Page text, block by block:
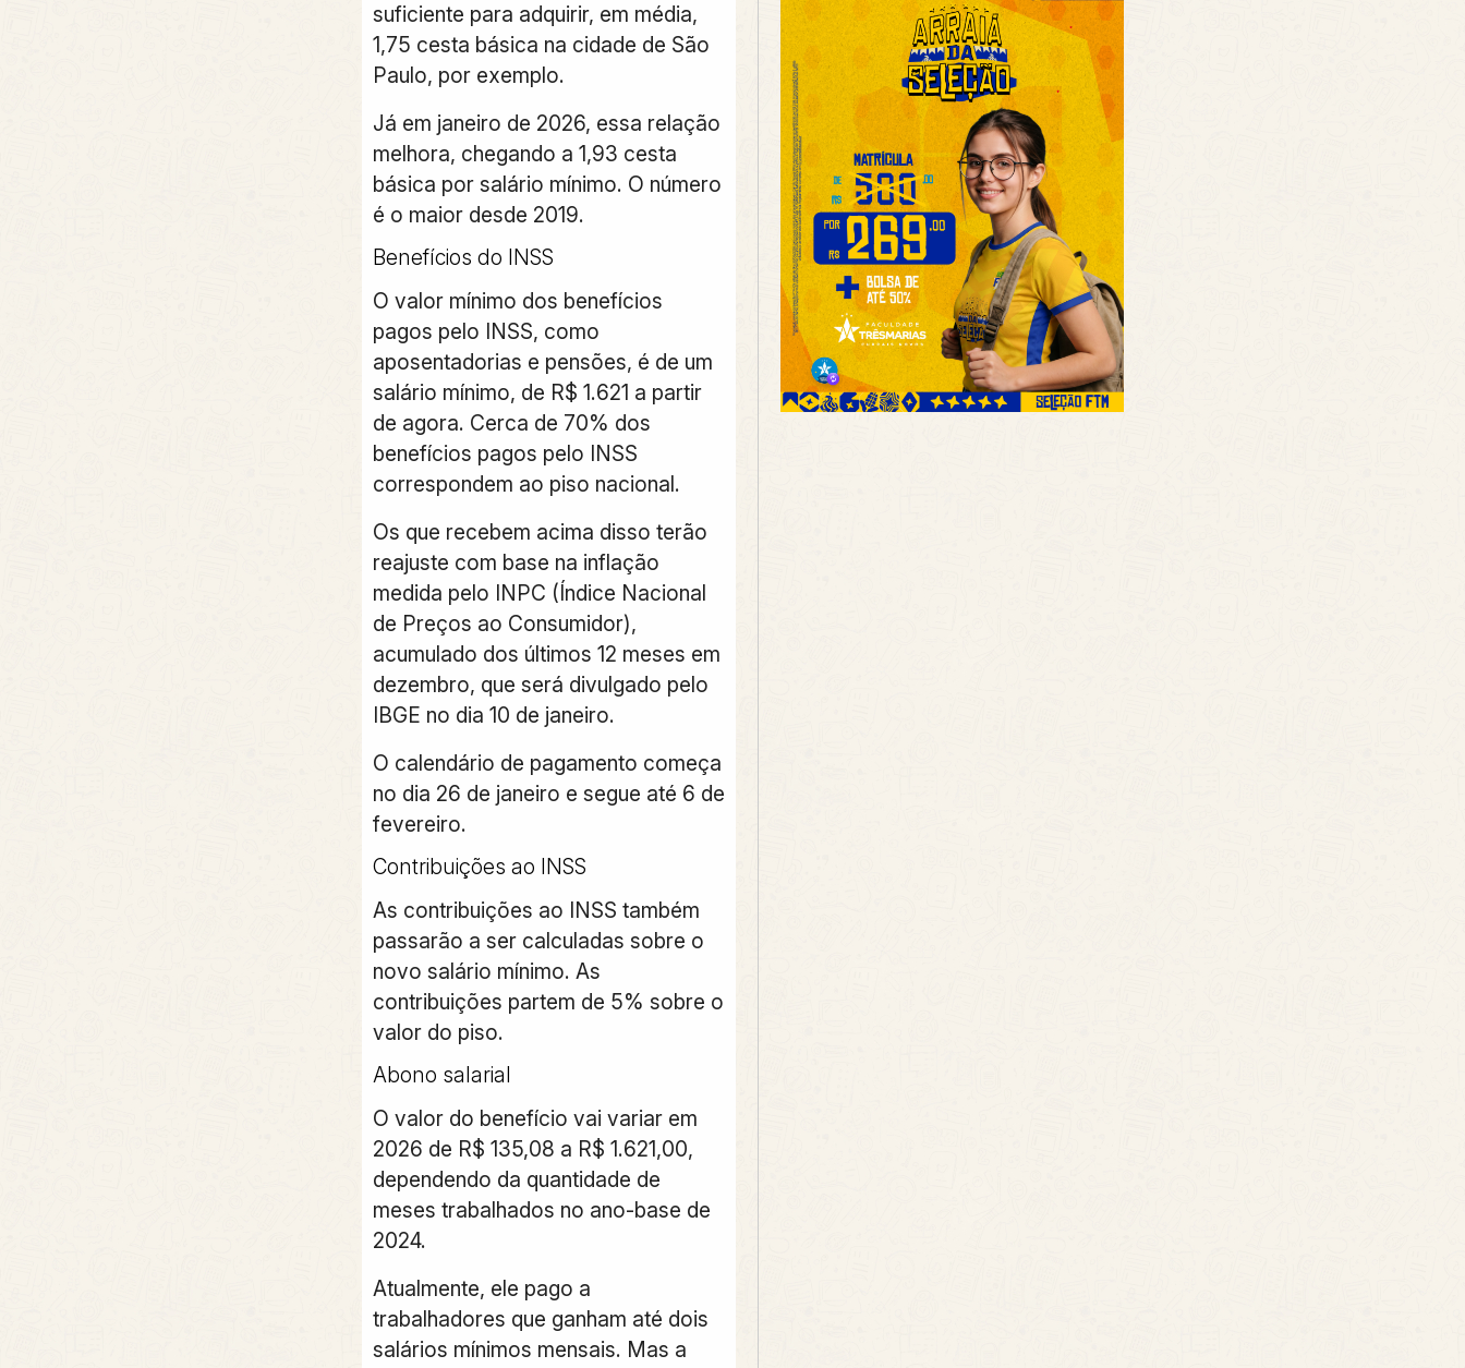
suficiente para adquirir, em média,
1,75 cesta básica na cidade de São
Paulo, por exemplo.
Já em janeiro de 2026, essa relação
melhora, chegando a 1,93 cesta
básica por salário mínimo. O número
é o maior desde 2019.
Benefícios do INSS
O valor mínimo dos benefícios
pagos pelo INSS, como
aposentadorias e pensões, é de um
salário mínimo, de R$ 1.621 a partir
de agora. Cerca de 70% dos
benefícios pagos pelo INSS
correspondem ao piso nacional.
Os que recebem acima disso terão
reajuste com base na inflação
medida pelo INPC (Índice Nacional
de Preços ao Consumidor),
acumulado dos últimos 12 meses em
dezembro, que será divulgado pelo
IBGE no dia 10 de janeiro.
O calendário de pagamento começa
no dia 26 de janeiro e segue até 6 de
fevereiro.
Contribuições ao INSS
As contribuições ao INSS também
passarão a ser calculadas sobre o
novo salário mínimo. As
contribuições partem de 5% sobre o
valor do piso.
Abono salarial
O valor do benefício vai variar em
2026 de R$ 135,08 a R$ 1.621,00,
dependendo da quantidade de
meses trabalhados no ano-base de
2024.
Atualmente, ele pago a
trabalhadores que ganham até dois
salários mínimos mensais. Mas a